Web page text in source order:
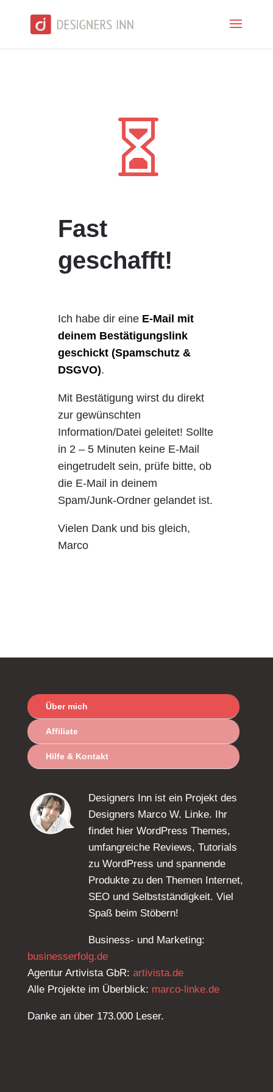

Fast
geschafft!
Ich habe dir eine E-Mail mit
deinem Bestätigungslink
geschickt (Spamschutz &
DSGVO).
Mit Bestätigung wirst du direkt
zur gewünschten
Information/Datei geleitet! Sollte
in 2 – 5 Minuten keine E-Mail
eingetrudelt sein, prüfe bitte, ob
die E-Mail in deinem
Spam/Junk-Ordner gelandet ist.
Vielen Dank und bis gleich,
Marco
Über mich
Affiliate
Hilfe & Kontakt
Designers Inn ist ein Projekt des
Designers Marco W. Linke. Ihr
findet hier WordPress Themes,
umfangreiche Reviews, Tutorials
zu WordPress und spannende
Produkte zu den Themen Internet,
SEO und Selbstständigkeit. Viel
Spaß beim Stöbern!
Business- und Marketing:
businesserfolg.de
Agentur Artivista GbR: artivista.de
Alle Projekte im Überblick: marco-linke.de
Danke an über 173.000 Leser.